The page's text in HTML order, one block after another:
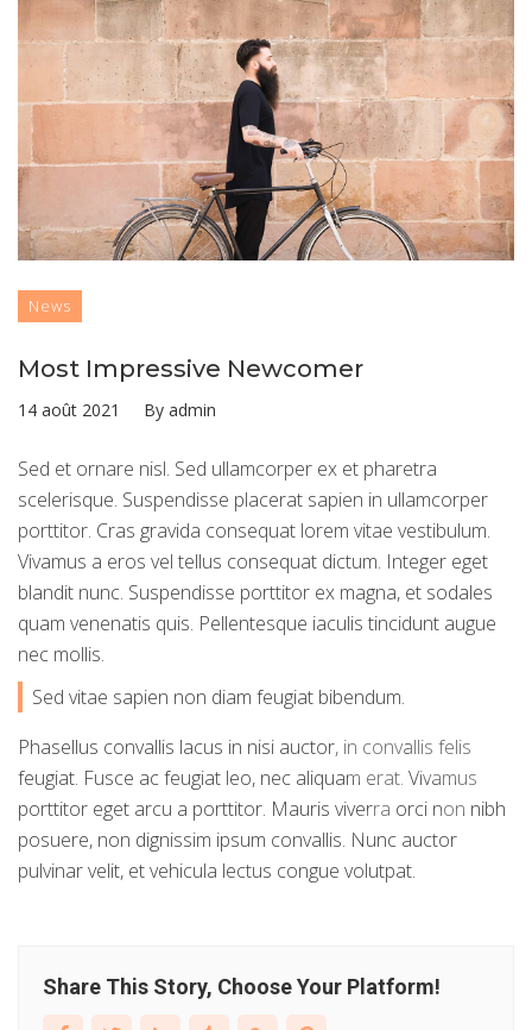
News
Most Impressive Newcomer
14 août 2021 By admin
Sed et ornare nisl. Sed ullamcorper ex et pharetra
scelerisque. Suspendisse placerat sapien in ullamcorper
porttitor. Cras gravida consequat lorem vitae vestibulum.
Vivamus a eros vel tellus consequat dictum. Integer eget
blandit nunc. Suspendisse porttitor ex magna, et sodales
quam venenatis quis. Pellentesque iaculis tincidunt augue
nec mollis.
Sed vitae sapien non diam feugiat bibendum.
Phasellus convallis lacus in nisi auctor, in convallis felis
feugiat. Fusce ac feugiat leo, nec aliquam erat. Vivamus
porttitor eget arcu a porttitor. Mauris viverra orci non nibh
posuere, non dignissim ipsum convallis. Nunc auctor
pulvinar velit, et vehicula lectus congue volutpat.
Share This Story, Choose Your Platform!